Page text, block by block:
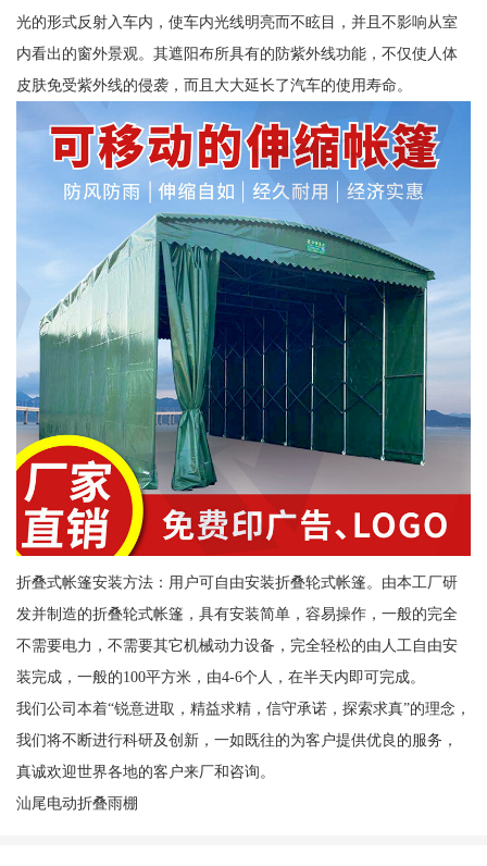
光的形式反射入车内，使车内光线明亮而不眩目，并且不影响从室
内看出的窗外景观。其遮阳布所具有的防紫外线功能，不仅使人体
皮肤免受紫外线的侵袭，而且大大延长了汽车的使用寿命。
折叠式帐篷安装方法：用户可自由安装折叠轮式帐篷。由本工厂研
发并制造的折叠轮式帐篷，具有安装简单，容易操作，一般的完全
不需要电力，不需要其它机械动力设备，完全轻松的由人工自由安
装完成，一般的100平方米，由4-6个人，在半天内即可完成。
我们公司本着“锐意进取，精益求精，信守承诺，探索求真”的理念，
我们将不断进行科研及创新，一如既往的为客户提供优良的服务，
真诚欢迎世界各地的客户来厂和咨询。
汕尾电动折叠雨棚